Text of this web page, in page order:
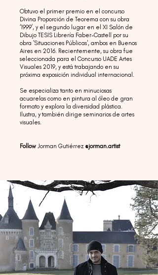
Obtuvo el primer premio en el concurso
Divina Proporción de Teorema con su obra
‘1999’, y el segundo lugar en el XI Salón de
Dibujo TESIS Librería Faber-Castell por su
obra 'Situaciones Públicas', ambos en Buenos
Aires en 2016. Recientemente, su obra fue
seleccionada para el Concurso UADE Artes
Visuales 2019, y está trabajando en su
próxima exposición individual internacional.
Se especializa tanto en minuciosas
acuarelas como en pintura al óleo de gran
formato y explora la diversidad plástica.
Ilustra, y también dirige seminarios de artes
visuales.
Follow Jorman Gutiérrez @jorman.artist